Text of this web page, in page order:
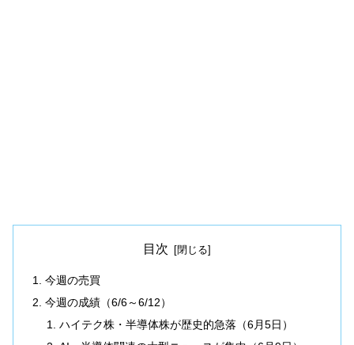
目次
今週の売買
今週の成績（6/6～6/12）
ハイテク株・半導体株が歴史的急落（6月5日）